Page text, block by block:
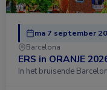
ma 7 september
Barcelona
ERS in ORANJE
In het bruisende